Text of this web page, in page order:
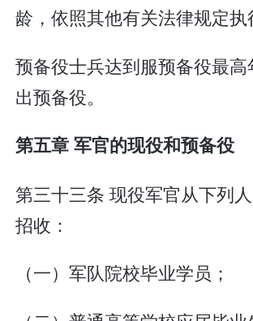
龄，依照其他有关法律规定执
预备役士兵达到服预备役最高
出预备役。
第五章 军官的现役和预备役
第三十三条 现役军官从下列人
招收：
（一）军队院校毕业学员；